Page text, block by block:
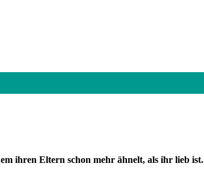
ihren Eltern schon mehr ähnelt, als ihr lieb ist.